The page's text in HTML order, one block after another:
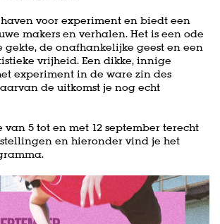
voor experiment en biedt een
makers en verhalen. Het is een ode
de onafhankelijke geest en een
vrijheid. Een dikke, innige
experiment in de ware zin des
de uitkomst je nog echt
van 5 tot en met 12 september terecht
en hieronder vind je het